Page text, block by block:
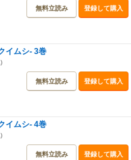
無料立読み 登録して購入
イムシ- 3巻
無料立読み 登録して購入
イムシ- 4巻
無料立読み 登録して購入